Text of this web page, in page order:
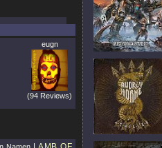
eugn
(94 Reviews)